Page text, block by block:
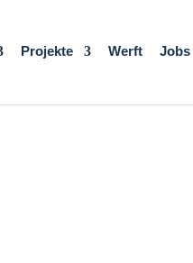
Projekte Werft Jobs